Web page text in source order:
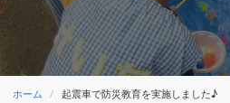
ホーム 起震車で防災教育を実施しました♪